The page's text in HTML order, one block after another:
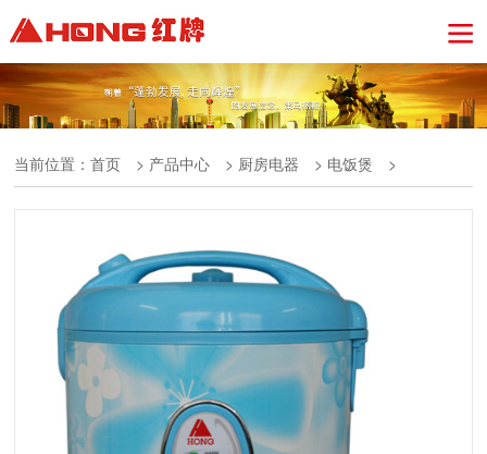
当前位置：首页 > 产品中心 > 厨房电器 > 电饭煲 >